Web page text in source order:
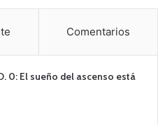
Comentarios
0: El sueño del ascenso está